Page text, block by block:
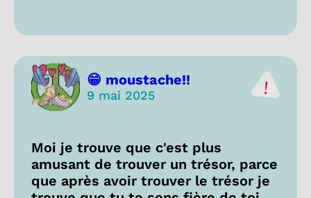
😁 moustache!!
9 mai 2025
Moi je trouve que c'est plus
amusant de trouver un trésor, parce
que après avoir trouver le trésor je